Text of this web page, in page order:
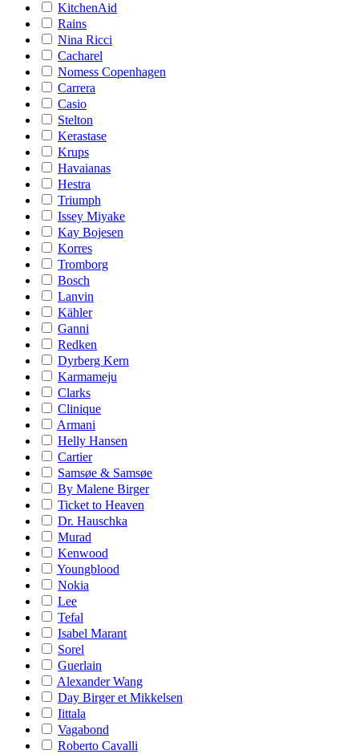
KitchenAid
Rains
Nina Ricci
Cacharel
Nomess Copenhagen
Carrera
Casio
Stelton
Kerastase
Krups
Havaianas
Hestra
Triumph
Issey Miyake
Kay Bojesen
Korres
Tromborg
Bosch
Lanvin
Kähler
Ganni
Redken
Dyrberg Kern
Karmameju
Clarks
Clinique
Armani
Helly Hansen
Cartier
Samsøe & Samsøe
By Malene Birger
Ticket to Heaven
Dr. Hauschka
Murad
Kenwood
Youngblood
Nokia
Lee
Tefal
Isabel Marant
Sorel
Guerlain
Alexander Wang
Day Birger et Mikkelsen
Iittala
Vagabond
Roberto Cavalli